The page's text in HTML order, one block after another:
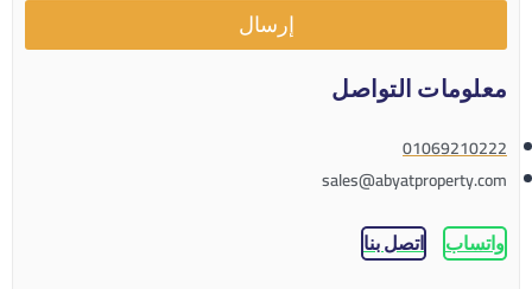
إرسال
معلومات التواصل
01069210222
sales@abyatproperty.com
واتساب اتصل بنا